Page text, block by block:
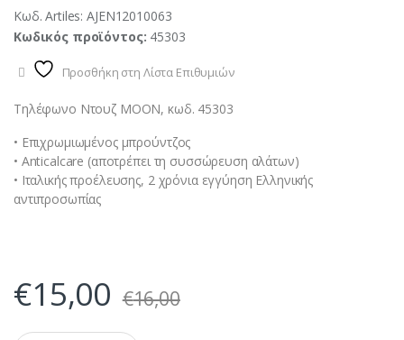
Κωδ. Artiles: AJEN12010063
Κωδικός προϊόντος: 45303
Προσθήκη στη Λίστα Επιθυμιών
Τηλέφωνο Ντουζ MOON, κωδ. 45303
• Επιχρωμιωμένος μπρούντζος
• Anticalcare (αποτρέπει τη συσσώρευση αλάτων)
• Ιταλικής προέλευσης, 2 χρόνια εγγύηση Ελληνικής
αντιπροσωπίας
€15,00 €16,00